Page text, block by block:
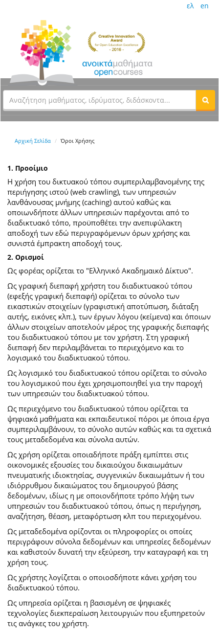
ελ en
Αρχική Σελίδα Όροι Χρήσης
1. Προοίμιο
Η χρήση του δικτυακού τόπου συμπεριλαμβανομένης της
περιήγησης ιστού (web crawling), των υπηρεσιών
λανθάνουσας μνήμης (caching) αυτού καθώς και
οποιωνδήποτε άλλων υπηρεσιών παρέχονται από το
διαδικτυακό τόπο, προϋποθέτει την ανεπιφύλακτη
αποδοχή των εδώ περιγραφόμενων όρων χρήσης και
συνιστά έμπρακτη αποδοχή τους.
2. Ορισμοί
Ως φορέας ορίζεται το "Ελληνικό Ακαδημαικό Δίκτυο".
Ως γραφική διεπαφή χρήστη του διαδικτυακού τόπου
(εφεξής γραφική διεπαφή) ορίζεται το σύνολο των
εικαστικών στοιχείων (γραφιστική αποτύπωση, διάταξη
αυτής, εικόνες κλπ.), των έργων λόγου (κείμενα) και όποιων
άλλων στοιχείων αποτελούν μέρος της γραφικής διεπαφής
του διαδικτυακού τόπου με τον χρήστη. Στη γραφική
διεπαφή δεν περιλαμβάνεται το περιεχόμενο και το
λογισμικό του διαδικτυακού τόπου.
Ως λογισμικό του διαδικτυακού τόπου ορίζεται το σύνολο
του λογισμικού που έχει χρησιμοποιηθεί για την παροχή
των υπηρεσιών του διαδικτυακού τόπου.
Ως περιεχόμενο του διαδικτυακού τόπου ορίζεται τα
ψηφιακά μαθήματα και εκπαιδευτικοί πόροι με όποια έργα
συμπεριλαμβάνουν, το σύνολο αυτών καθώς και τα σχετικά
τους μεταδεδομένα και σύνολα αυτών.
Ως χρήση ορίζεται οποιαδήποτε πράξη εμπίπτει στις
οικονομικές εξουσίες του δικαιούχου δικαιωμάτων
πνευματικής ιδιοκτησίας, συγγενικών δικαιωμάτων ή του
ιδιόρρυθμου δικαιώματος του δημιουργού βάσης
δεδομένων, ιδίως η με οποιονδήποτε τρόπο λήψη των
υπηρεσιών του διαδικτυακού τόπου, όπως η περιήγηση,
αναζήτηση, θέαση, μεταφόρτωση κλπ του περιεχομένου.
Ως μεταδεδομένα ορίζονται οι πληροφορίες οι οποίες
περιγράφουν σύνολα δεδομένων και υπηρεσίες δεδομένων
και καθιστούν δυνατή την εξεύρεση, την καταγραφή και τη
χρήση τους.
Ως χρήστης λογίζεται ο οποιοσδήποτε κάνει χρήση του
διαδικτυακού τόπου.
Ως υπηρεσία ορίζεται η βασισμένη σε ψηφιακές
τεχνολογίες διεκπεραίωση λειτουργιών που εξυπηρετούν
τις ανάγκες του χρήστη.